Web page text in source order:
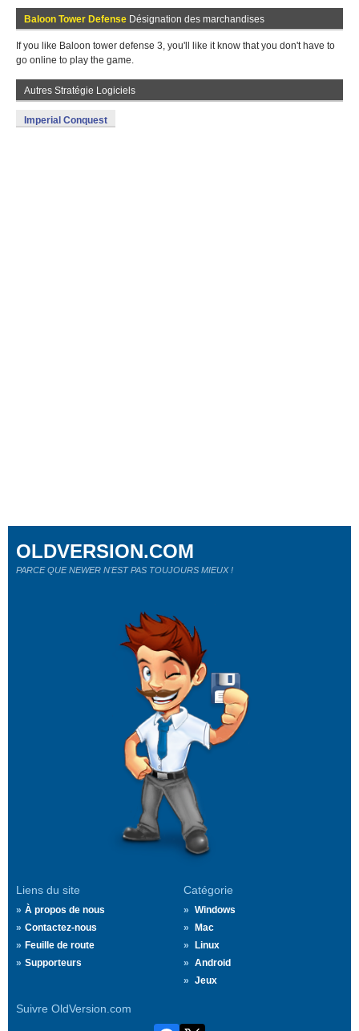
Baloon Tower Defense Désignation des marchandises
If you like Baloon tower defense 3, you'll like it know that you don't have to
go online to play the game.
Autres Stratégie Logiciels
Imperial Conquest
Liens du site
À propos de nous
Contactez-nous
Feuille de route
Supporteurs
Catégorie
Windows
Mac
Linux
Android
Jeux
Suivre OldVersion.com
OLDVERSION.COM
PARCE QUE NEWER N'EST PAS TOUJOURS MIEUX !